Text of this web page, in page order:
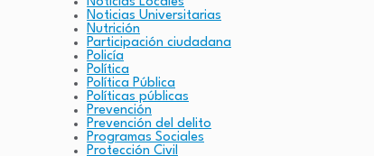
Noticias Universitarias
Nutrición
Participación ciudadana
Policía
Política
Política Pública
Políticas públicas
Prevención
Prevención del delito
Programas Sociales
Protección Civil